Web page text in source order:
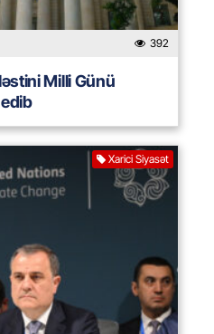
392
Milli Günü
Xarici Siyasət